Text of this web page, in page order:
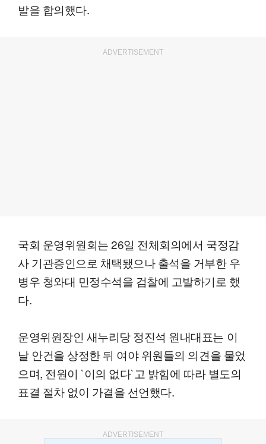
발을 합의했다.
ADVERTISEMENT
국회 운영위원회는 26일 전체회의에서 국정감
사 기관증인으로 채택됐으나 출석을 거부한 우
병우 청와대 민정수석을 검찰에 고발하기로 했
다.
운영위원장인 새누리당 정진석 원내대표는 이
날 안건을 상정한 뒤 여야 위원들의 의견을 물었
으며, 전원이 `이의 없다`고 밝힘에 따라 별도의
표결 절차 없이 가결을 선언했다.
ADVERTISEMENT